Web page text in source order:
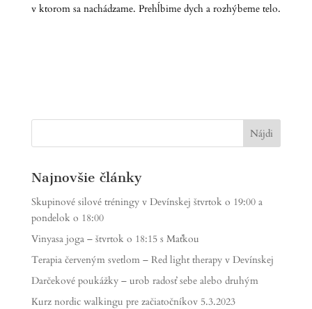
v ktorom sa nachádzame. Prehĺbime dych a rozhýbeme telo.
Najnovšie články
Skupinové silové tréningy v Devínskej štvrtok o 19:00 a
pondelok o 18:00
Vinyasa joga – štvrtok o 18:15 s Maťkou
Terapia červeným svetlom – Red light therapy v Devínskej
Darčekové poukážky – urob radosť sebe alebo druhým
Kurz nordic walkingu pre začiatočníkov 5.3.2023